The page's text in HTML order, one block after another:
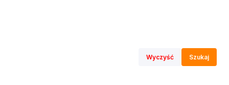
Wyczyść Szukaj